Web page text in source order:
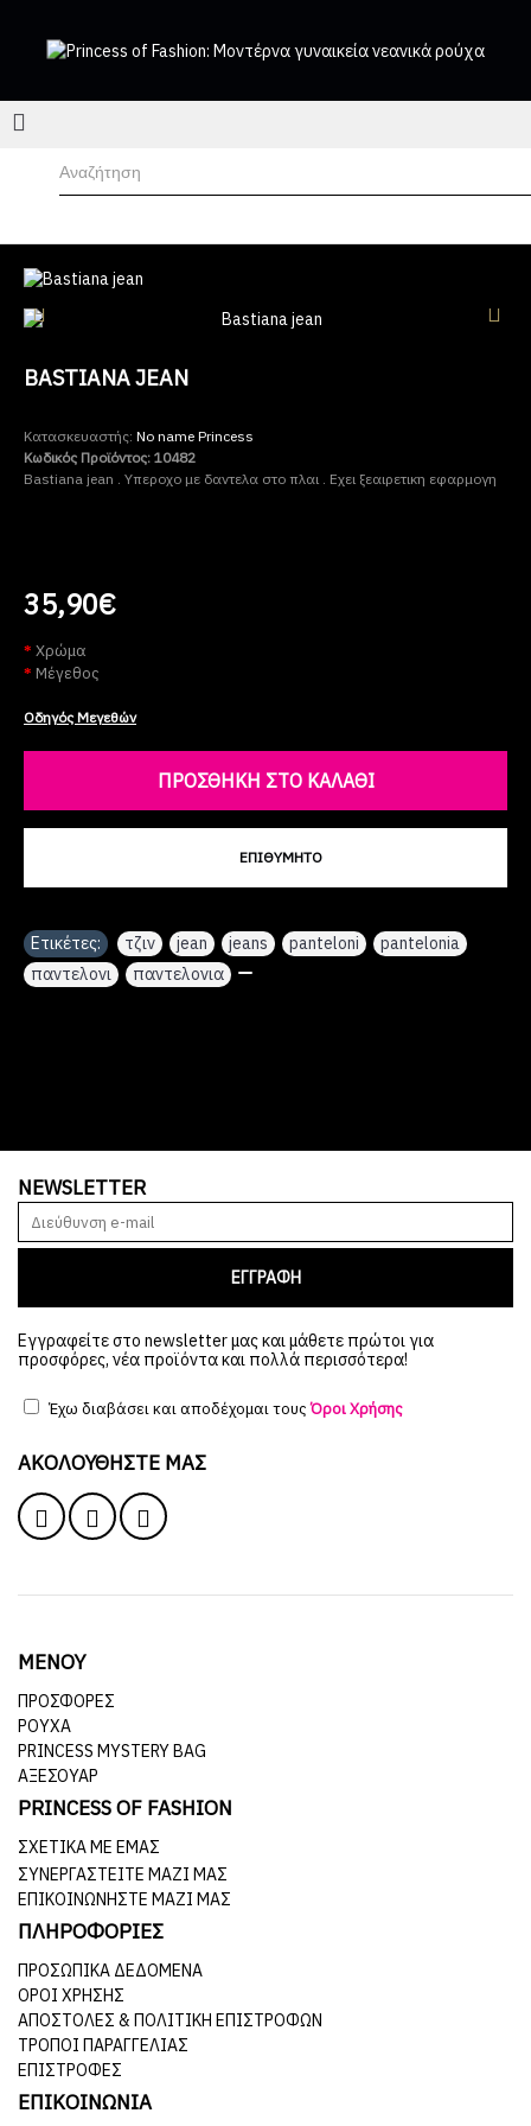
BASTIANA JEAN
Κατασκευαστής: No name Princess
Κωδικός Προϊόντος: 10482
Bastiana jean . Υπεροχο με δαντελα στο πλαι . Εχει ξεαιρετικη εφαρμογη
35,90€
Χρώμα
Μέγεθος
Οδηγός Μεγεθών
ΠΡΟΣΘΉΚΗ ΣΤΟ ΚΑΛΆΘΙ
ΕΠΙΘΥΜΗΤΌ
Ετικέτες: τζιν jean jeans panteloni pantelonia
παντελονι
παντελονια
NEWSLETTER
ΕΓΓΡΑΦΗ
Εγγραφείτε στο newsletter μας και μάθετε πρώτοι για
προσφόρες, νέα προϊόντα και πολλά περισσότερα!
Έχω διαβάσει και αποδέχομαι τουςΌροι Χρήσης
ΑΚΟΛΟΥΘΉΣΤΕ ΜΑΣ
ΜΕΝΟΥ
ΠΡΟΣΦΟΡΕΣ
ΡΟΥΧΑ
PRINCESS MYSTERY BAG
ΑΞΕΣΟΥΑΡ
PRINCESS OF FASHION
ΣΧΕΤΙΚΆ ΜΕ ΕΜΆΣ
ΣΥΝΕΡΓΑΣΤΕΊΤΕ ΜΑΖΊ ΜΑΣ
ΕΠΙΚΟΙΝΩΝΉΣΤΕ ΜΑΖΊ ΜΑΣ
ΠΛΗΡΟΦΟΡΙΕΣ
ΠΡΟΣΩΠΙΚΆ ΔΕΔΟΜΈΝΑ
ΌΡΟΙ ΧΡΉΣΗΣ
ΑΠΟΣΤΟΛΈΣ & ΠΟΛΙΤΙΚΉ ΕΠΙΣΤΡΟΦΏΝ
ΤΡΌΠΟΙ ΠΑΡΑΓΓΕΛΊΑΣ
ΕΠΙΣΤΡΟΦΈΣ
ΕΠΙΚΟΙΝΩΝΙΑ